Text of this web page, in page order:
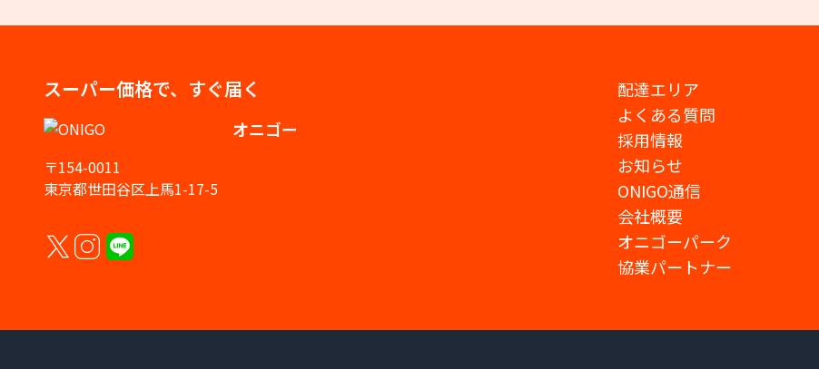
スーパー価格で、すぐ届く
オニゴー
〒154-0011
東京都世田谷区上馬1-17-5
配達エリア
よくある質問
採用情報
お知らせ
ONIGO通信
会社概要
オニゴーパーク
協業パートナー